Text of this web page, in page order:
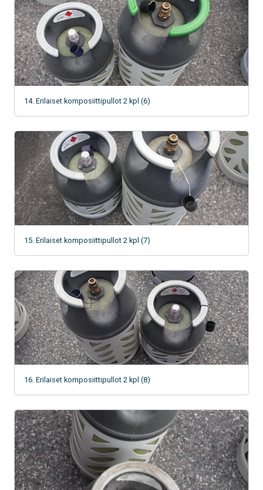
14. Erilaiset komposiittipullot 2 kpl (6)
15. Erilaiset komposiittipullot 2 kpl (7)
16. Erilaiset komposiittipullot 2 kpl (8)